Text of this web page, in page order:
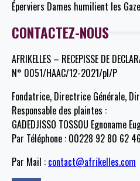
Éperviers Dames humilient les
CONTACTEZ-NOUS
AFRIKELLES – RECEPISSE DE
N° 0051/HAAC/12-2021/pl/P
Fondatrice, Directrice Générale,
Responsable des plaintes :
GADEDJISSO TOSSOU Egnoname
Par Téléphone : 00228 92 80 62 46
Par Mail : contact@afrikelles.com